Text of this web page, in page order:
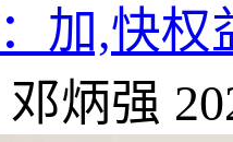
加,快权
邓炳强